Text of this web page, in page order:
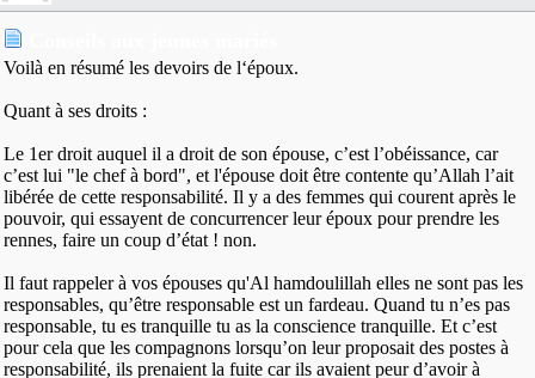
Voilà en résumé les devoirs de l‘époux.
Quant à ses droits :
Le 1er droit auquel il a droit de son épouse, c’est l’obéissance, car
c’est lui "le chef à bord", et l'épouse doit être contente qu’Allah l’ait
libérée de cette responsabilité. Il y a des femmes qui courent après le
pouvoir, qui essayent de concurrencer leur époux pour prendre les
rennes, faire un coup d’état ! non.
Il faut rappeler à vos épouses qu'Al hamdoulillah elles ne sont pas les
responsables, qu’être responsable est un fardeau. Quand tu n’es pas
responsable, tu es tranquille tu as la conscience tranquille. Et c’est
pour cela que les compagnons lorsqu’on leur proposait des postes à
responsabilité, ils prenaient la fuite car ils avaient peur d’avoir à